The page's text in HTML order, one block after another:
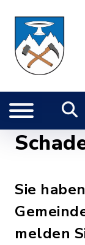
Sie
melden